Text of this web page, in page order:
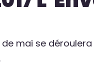
mai se déroulera